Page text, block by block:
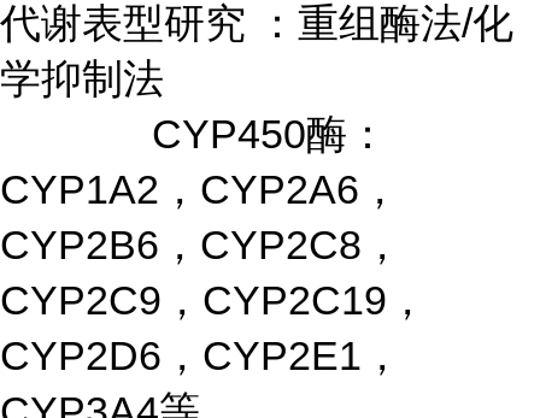
代谢表型研究 ：重组酶法/化
学抑制法
CYP450酶：
CYP1A2，CYP2A6，
CYP2B6，CYP2C8，
CYP2C9，CYP2C19，
CYP2D6，CYP2E1，